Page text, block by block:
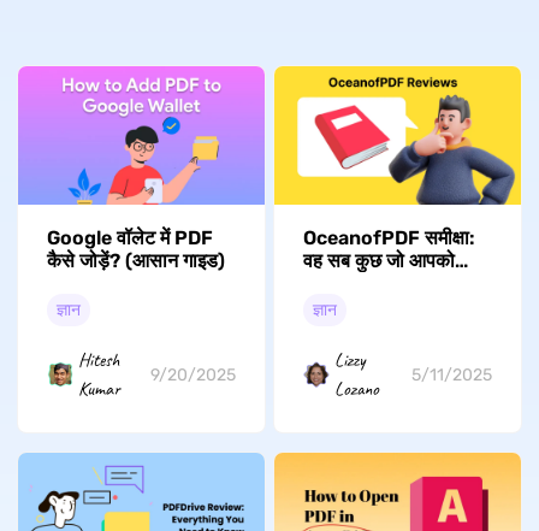
Google वॉलेट में PDF
कैसे जोड़ें? (आसान गाइड)
ज्ञान
Hitesh
Kumar
9/20/2025
OceanofPDF समीक्षा:
वह सब कुछ जो आपको
ज्ञान
Lizzy
Lozano
5/11/2025